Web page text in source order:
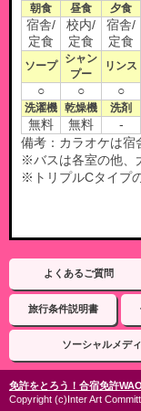
朝食 昼食 夕食
宿舎/
定食
校内/
定食
宿舎/
定食
ソープ
シャン
プー
リンス
○ ○ ○
洗濯機 乾燥機 洗剤
無料 無料 -
備考：カラオケは宿
※バスは各室の他、
※トリプルCタイプ
よくあるご質問
旅行条件説明書
ソーシャルメデ
免許をとろう！合宿免許
Copyright (c)Inter Art